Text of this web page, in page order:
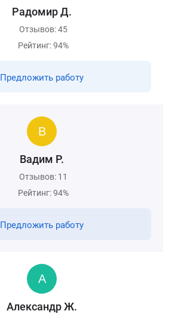
Радомир Д.
Отзывов: 45
Рейтинг: 94%
Предложить работу
Вадим Р.
Отзывов: 11
Рейтинг: 94%
Предложить работу
Александр Ж.